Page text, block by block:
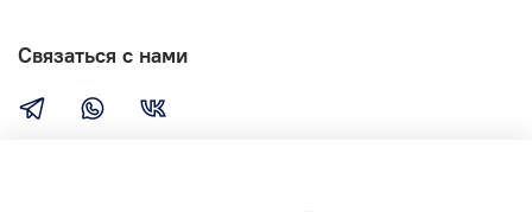
Связаться с нами